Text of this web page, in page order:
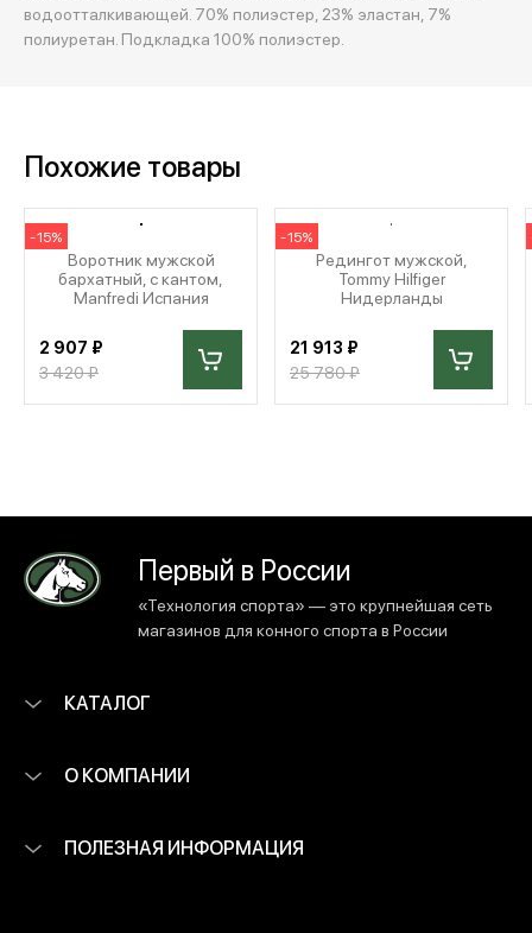
водоотталкивающей. 70% полиэстер, 23% эластан, 7%
полиуретан. Подкладка 100% полиэстер.
Похожие товары
-15%
Воротник мужской
бархатный, с кантом,
Manfredi Испания
2 907 ₽
3 420 ₽
-15%
Редингот мужской,
Tommy Hilfiger
Нидерланды
21 913 ₽
25 780 ₽
Первый в России
«Технология спорта» — это крупнейшая сеть
магазинов для конного спорта в России
КАТАЛОГ
О КОМПАНИИ
ПОЛЕЗНАЯ ИНФОРМАЦИЯ